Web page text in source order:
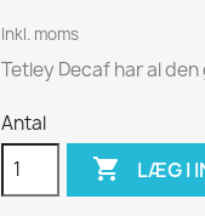
Inkl. moms
Tetley Decaf har al
Antal
 LÆG I